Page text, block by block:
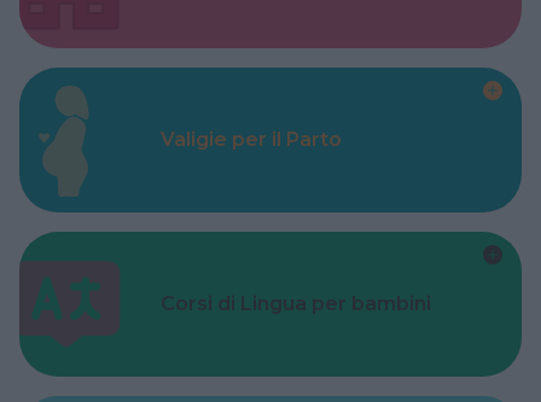
Valigie per il Parto
Corsi di Lingua per bambini